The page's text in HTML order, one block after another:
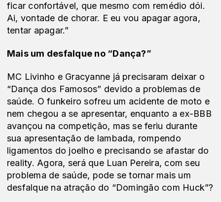
ficar confortável, que mesmo com remédio dói.
Ai, vontade de chorar. E eu vou apagar agora,
tentar apagar.”
Mais um desfalque no “Dança?”
MC Livinho e Gracyanne já precisaram deixar o
“Dança dos Famosos” devido a problemas de
saúde. O funkeiro sofreu um acidente de moto e
nem chegou a se apresentar, enquanto a ex-BBB
avançou na competição, mas se feriu durante
sua apresentação de lambada, rompendo
ligamentos do joelho e precisando se afastar do
reality. Agora, será que Luan Pereira, com seu
problema de saúde, pode se tornar mais um
desfalque na atração do “Domingão com Huck”?